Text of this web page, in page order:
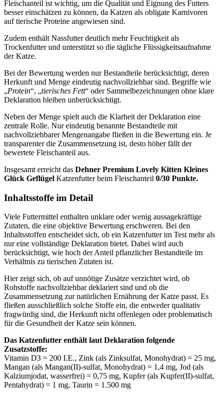
Fleischanteil ist wichtig, um die Qualität und Eignung des Futters
besser einschätzen zu können, da Katzen als obligate Karnivoren
auf tierische Proteine angewiesen sind.
Zudem enthält Nassfutter deutlich mehr Feuchtigkeit als
Trockenfutter und unterstützt so die tägliche Flüssigkeitsaufnahme
der Katze.
Bei der Bewertung werden nur Bestandteile berücksichtigt, deren
Herkunft und Menge eindeutig nachvollziehbar sind. Begriffe wie
„Protein“, „tierisches Fett“ oder Sammelbezeichnungen ohne klare
Deklaration bleiben unberücksichtigt.
Neben der Menge spielt auch die Klarheit der Deklaration eine
zentrale Rolle. Nur eindeutig benannte Bestandteile mit
nachvollziehbarer Mengenangabe fließen in die Bewertung ein. Je
transparenter die Zusammensetzung ist, desto höher fällt der
bewertete Fleischanteil aus.
Insgesamt erreicht das Dehner Premium Lovely Kitten Kleines
Glück Geflügel Katzenfutterbeim Fleischanteil 0/30 Punkte.
Inhaltsstoffe im Detail
Viele Futtermittel enthalten unklare oder wenig aussagekräftige
Zutaten, die eine objektive Bewertung erschweren. Bei den
Inhaltsstoffen entscheidet sich, ob ein Katzenfutter im Test mehr als
nur eine vollständige Deklaration bietet. Dabei wird auch
berücksichtigt, wie hoch der Anteil pflanzlicher Bestandteile im
Verhältnis zu tierischen Zutaten ist.
Hier zeigt sich, ob auf unnötige Zusätze verzichtet wird, ob
Rohstoffe nachvollziehbar deklariert sind und ob die
Zusammensetzung zur natürlichen Ernährung der Katze passt. Es
fließen ausschließlich solche Stoffe ein, die entweder qualitativ
fragwürdig sind, die Herkunft nicht offenlegen oder problematisch
für die Gesundheit der Katze sein können.
Das Katzenfutter enthält laut Deklaration folgende
Zusatzstoffe:
Vitamin D3 = 200 I.E., Zink (als Zinksulfat, Monohydrat) = 25 mg,
Mangan (als Mangan(II)-sulfat, Monohydrat) = 1,4 mg, Jod (als
Kalziumjodat, wasserfrei) = 0,75 mg, Kupfer (als Kupfer(II)-sulfat,
Pentahydrat) = 1 mg, Taurin = 1.500 mg